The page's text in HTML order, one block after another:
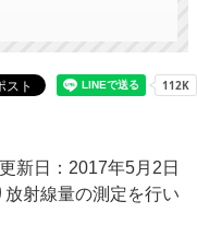
更新日：2017年5月2日
射線量の測定を行い